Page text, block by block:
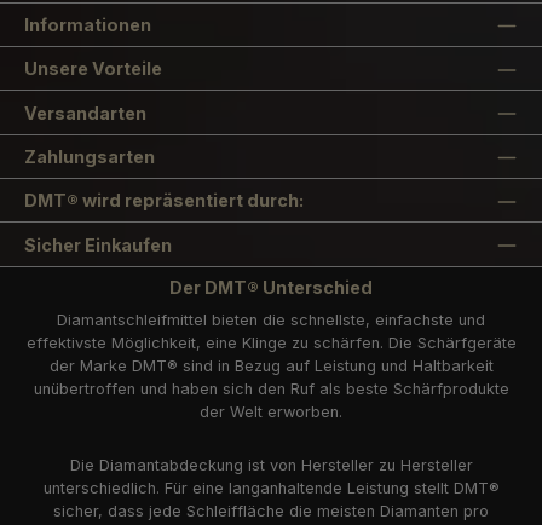
Informationen
Unsere Vorteile
Versandarten
Zahlungsarten
DMT® wird repräsentiert durch:
Sicher Einkaufen
Der DMT® Unterschied
Diamantschleifmittel bieten die schnellste, einfachste und
effektivste Möglichkeit, eine Klinge zu schärfen. Die Schärfgeräte
der Marke DMT® sind in Bezug auf Leistung und Haltbarkeit
unübertroffen und haben sich den Ruf als beste Schärfprodukte
der Welt erworben.
Die Diamantabdeckung ist von Hersteller zu Hersteller
unterschiedlich. Für eine langanhaltende Leistung stellt DMT®
sicher, dass jede Schleiffläche die meisten Diamanten pro